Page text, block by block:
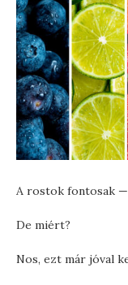
A rostok fontosak
De miért?
Nos, ezt már jóval